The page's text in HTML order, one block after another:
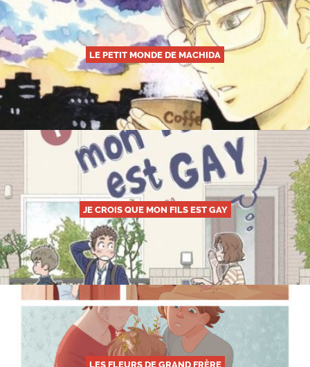
LE PETIT MONDE DE MACHIDA
JE CROIS QUE MON FILS EST GAY
LES FLEURS DE GRAND FRÈRE